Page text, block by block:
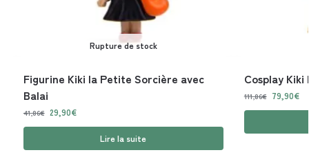
Rupture de stock
Figurine Kiki la Petite Sorcière avec
Balai
41,86€ 29,90€
Lire la suite
Cosplay
111,86€ 79,90€